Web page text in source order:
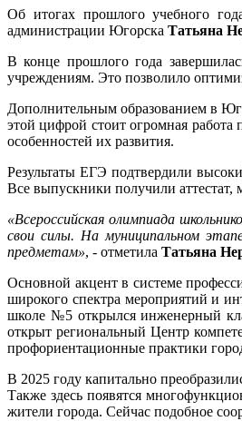
Об итогах прошлого учебного
администрации Югорска Татьяна
В конце прошлого года
учреждениям. Это позволило
Дополнительным образованием в
этой цифрой стоит огромная
особенностей их развития.
Результаты ЕГЭ подтвердили
Все выпускники получили аттестат,
«Всероссийская олимпиада
свои силы. На муниципальном
предметам», - отметила Татьяна
Основной акцент в системе
широкого спектра мероприятий и
школе №5 открылся инженерный
открыт региональный Центр
профориентационные практики
В 2025 году капитально
Также здесь появятся
жители города. Сейчас подобное